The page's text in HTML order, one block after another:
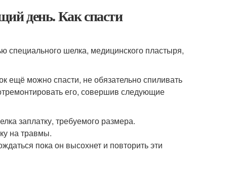
день. Как спасти
специального шелка, медицинского пластыря,
ещё можно спасти, не обязательно спиливать
его, совершив следующие
заплатку, требуемого размера.
на травмы.
пока он высохнет и повторить эти